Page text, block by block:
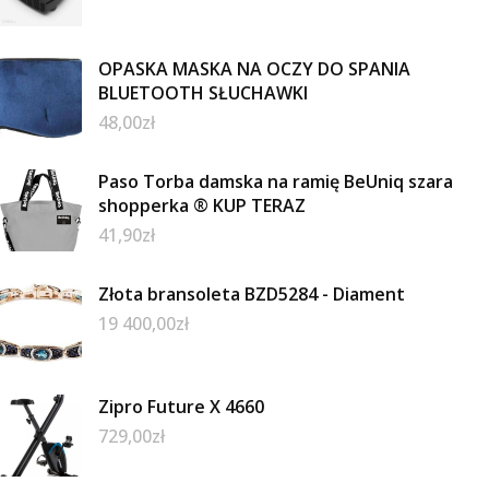
OPASKA MASKA NA OCZY DO SPANIA
BLUETOOTH SŁUCHAWKI
48,00zł
Paso Torba damska na ramię BeUniq szara
shopperka ® KUP TERAZ
41,90zł
Złota bransoleta BZD5284 - Diament
19 400,00zł
Zipro Future X 4660
729,00zł